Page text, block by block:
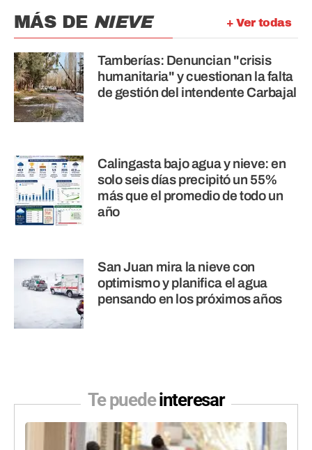
+ Ver todas
MÁS DE NIEVE
Tamberías: Denuncian "crisis
humanitaria" y cuestionan la falta
de gestión del intendente Carbajal
Calingasta bajo agua y nieve: en
solo seis días precipitó un 55%
más que el promedio de todo un
año
San Juan mira la nieve con
optimismo y planifica el agua
pensando en los próximos años
Te puedeinteresar